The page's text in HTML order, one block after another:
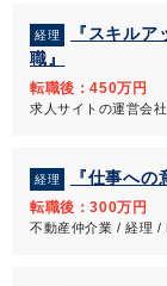
経理
『スキル
職』
転職後：450万円
求人サイトの運営会
経理 『仕事へ
転職後：300万円
不動産仲介業 / 経理